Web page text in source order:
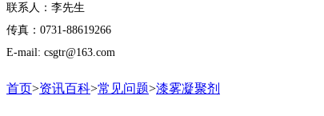
联系人：李先生
传真：0731-88619266
E-mail: csgtr@163.com
首页>资讯百科>常见问题>漆雾凝聚剂